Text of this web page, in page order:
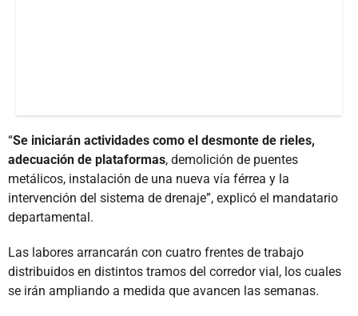
“Se iniciarán actividades como el desmonte de rieles,
adecuación de plataformas, demolición de puentes
metálicos, instalación de una nueva vía férrea y la
intervención del sistema de drenaje”, explicó el mandatario
departamental.
Las labores arrancarán con cuatro frentes de trabajo
distribuidos en distintos tramos del corredor vial, los cuales
se irán ampliando a medida que avancen las semanas.